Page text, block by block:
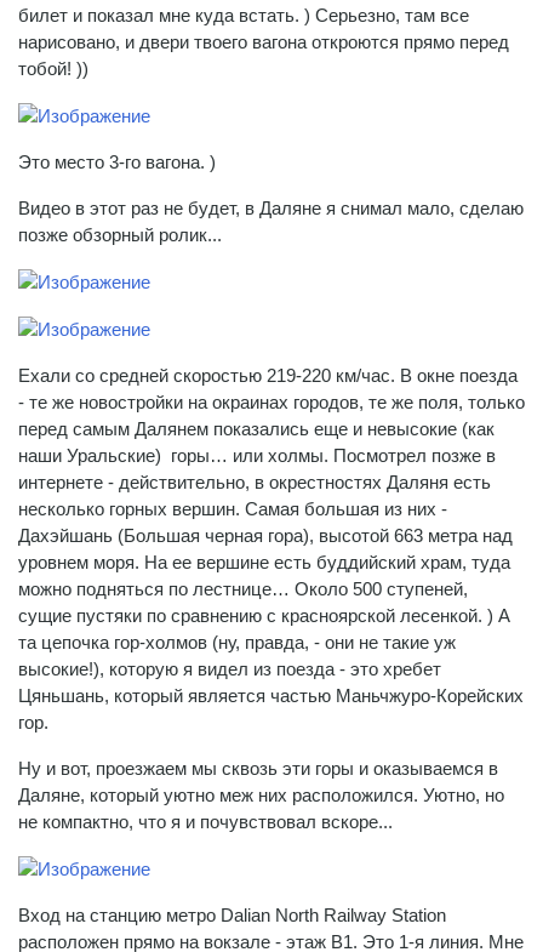
билет и показал мне куда встать. ) Серьезно, там все
нарисовано, и двери твоего вагона откроются прямо перед
тобой! ))
Это место 3-го вагона. )
Видео в этот раз не будет, в Даляне я снимал мало, сделаю
позже обзорный ролик...
Ехали со средней скоростью 219-220 км/час. В окне поезда
- те же новостройки на окраинах городов, те же поля, только
перед самым Далянем показались еще и невысокие (как
наши Уральские) горы… или холмы. Посмотрел позже в
интернете - действительно, в окрестностях Даляня есть
несколько горных вершин. Самая большая из них -
Дахэйшань (Большая черная гора), высотой 663 метра над
уровнем моря. На ее вершине есть буддийский храм, туда
можно подняться по лестнице… Около 500 ступеней,
сущие пустяки по сравнению с красноярской лесенкой. ) А
та цепочка гор-холмов (ну, правда, - они не такие уж
высокие!), которую я видел из поезда - это хребет
Цяньшань, который является частью Маньчжуро-Корейских
гор.
Ну и вот, проезжаем мы сквозь эти горы и оказываемся в
Даляне, который уютно меж них расположился. Уютно, но
не компактно, что я и почувствовал вскоре...
Вход на станцию метро Dalian North Railway Station
расположен прямо на вокзале - этаж B1. Это 1-я линия. Мне